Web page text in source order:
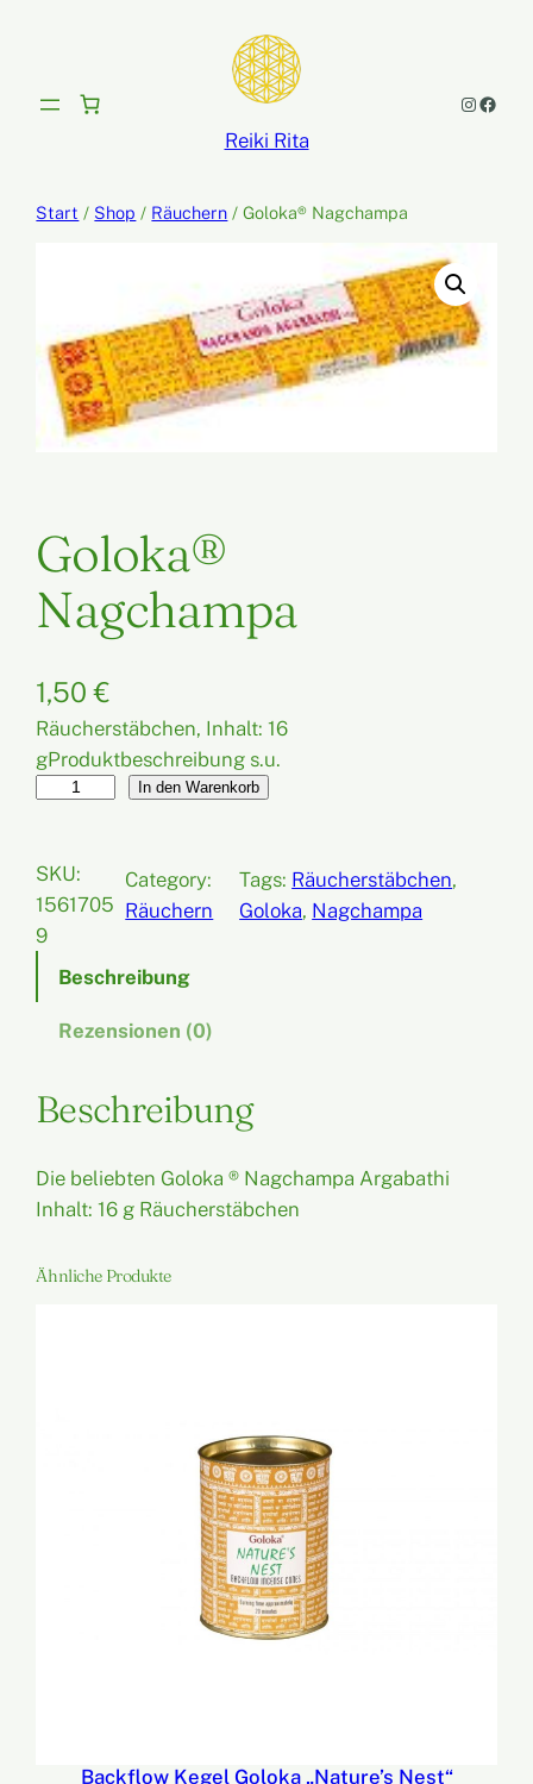
Reiki Rita
Instagram Facebook
Start / Shop / Räuchern / Goloka® Nagchampa
Goloka®
Nagchampa
1,50€
Räucherstäbchen, Inhalt: 16
gProduktbeschreibung s.u.
o
k
a
N
c
h
m
p
M
In den Warenkorb
SKU:
1561705
9
Category:
Räuchern
Tags: Räucherstäbchen
Goloka, Nagchampa
Beschreibung
Rezensionen (0)
Beschreibung
Die beliebten Goloka ® Nagchampa Argabathi
Inhalt: 16 g Räucherstäbchen
Ähnliche Produkte
Backflow Kegel Goloka „Nature’s Nest“